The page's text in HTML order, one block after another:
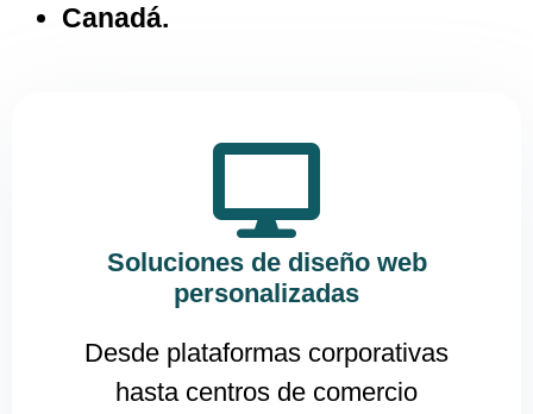
Canadá.
Soluciones de diseño web
personalizadas
Desde plataformas corporativas
hasta centros de comercio